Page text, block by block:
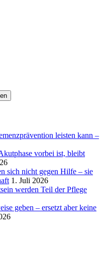
leisten kann –
vorbei ist, bleibt
sich nicht gegen Hilfe – sie
1. Juli 2026
werden Teil der Pflege
geben – ersetzt aber keine